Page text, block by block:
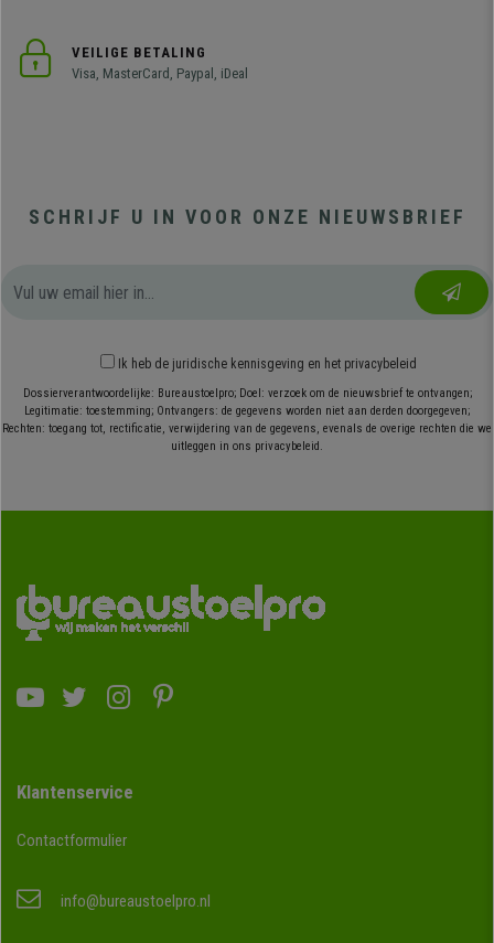
VEILIGE BETALING
Visa, MasterCard, Paypal, iDeal
SCHRIJF U IN VOOR ONZE NIEUWSBRIEF
Ik heb de juridische kennisgeving en het privacybeleid
Dossierverantwoordelijke: Bureaustoelpro; Doel: verzoek om de nieuwsbrief te ontvangen;
Legitimatie: toestemming; Ontvangers: de gegevens worden niet aan derden doorgegeven;
Rechten: toegang tot, rectificatie, verwijdering van de gegevens, evenals de overige rechten die we
uitleggen in ons privacybeleid.
Klantenservice
Contactformulier
info@bureaustoelpro.nl